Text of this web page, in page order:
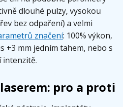
dlouhé pulzy, vysokou
bez odpaření) a velmi
značení: 100% výkon,
+3 mm jedním tahem, nebo s
intenzitě.
pro a proti